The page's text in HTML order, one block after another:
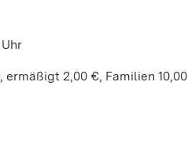
ermäßigt 2,00 €, Familien 10,00